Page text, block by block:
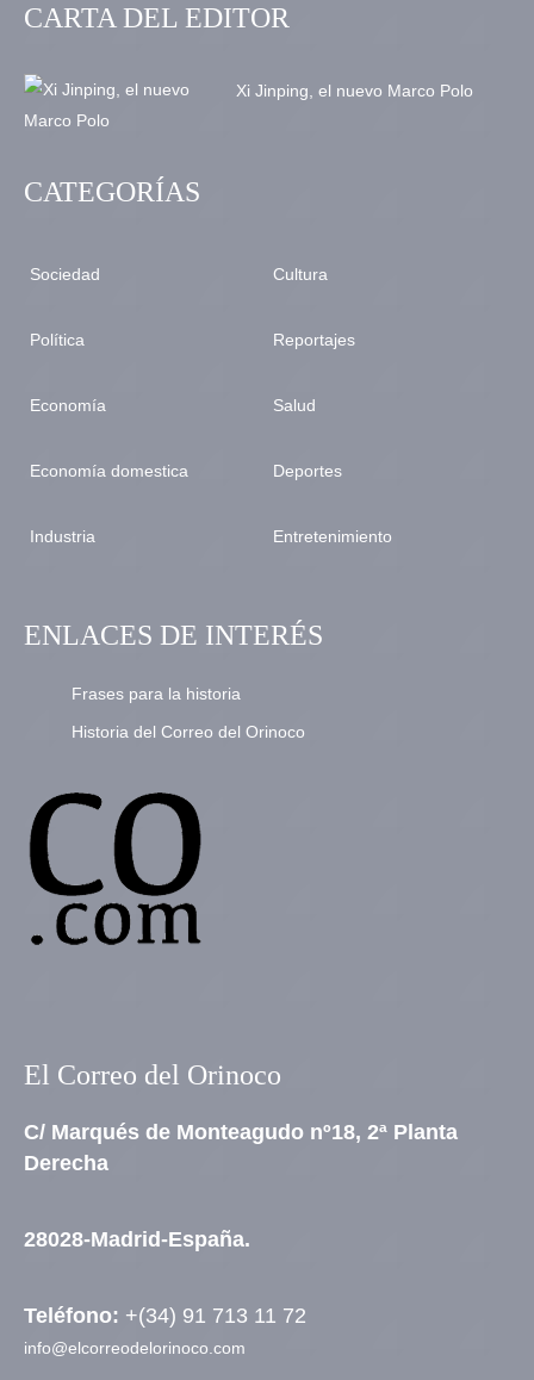
CARTA DEL EDITOR
Xi Jinping, el nuevo Marco Polo
CATEGORÍAS
Sociedad
Política
Economía
Economía domestica
Industria
Cultura
Reportajes
Salud
Deportes
Entretenimiento
ENLACES DE INTERÉS
Frases para la historia
Historia del Correo del Orinoco
El Correo del Orinoco
C/ Marqués de Monteagudo nº18, 2ª Planta
Derecha
28028-Madrid-España.
Teléfono: +(34) 91 713 11 72
info@elcorreodelorinoco.com